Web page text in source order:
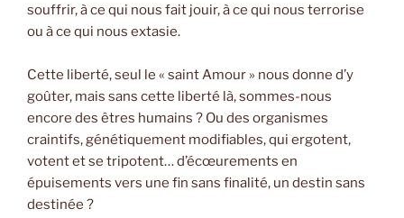
souffrir, à ce qui nous fait jouir, à ce qui nous terrorise
ou à ce qui nous extasie.
Cette liberté, seul le « saint Amour » nous donne d’y
goûter, mais sans cette liberté là, sommes-nous
encore des êtres humains ? Ou des organismes
craintifs, génétiquement modifiables, qui ergotent,
votent et se tripotent… d’écœurements en
épuisements vers une fin sans finalité, un destin sans
destinée ?